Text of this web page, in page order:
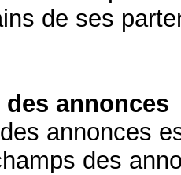
de ses
annonces
annonces
des